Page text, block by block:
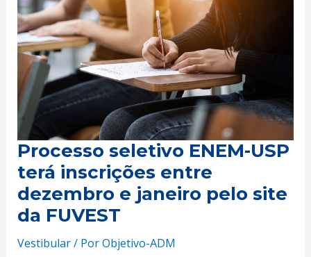
Processo seletivo ENEM-USP
terá inscrições entre
dezembro e janeiro pelo site
da FUVEST
Vestibular/ PorObjetivo-ADM
USP
terá
inscrições
entre
dezembro
e
janeiro
pelo
site
da
FUVEST